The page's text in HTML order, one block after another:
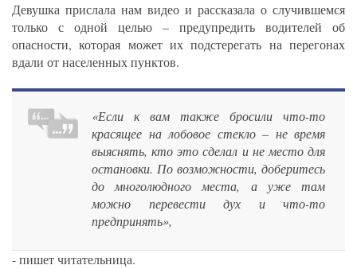
Девушка прислала нам видео и рассказала о случившемся
только с одной целью – предупредить водителей об
опасности, которая может их подстерегать на перегонах
вдали от населенных пунктов.
«Если к вам также бросили что-то
красящее на лобовое стекло – не время
выяснять, кто это сделал и не место для
остановки. По возможности, доберитесь
до многолюдного места, а уже там
можно перевести дух и что-то
предпринять»,
- пишет читательница.